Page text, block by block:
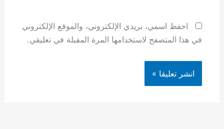
احفظ اسمي، بريدي الإلكتروني، والموقع الإلكتروني
في هذا المتصفح لاستخدامها المرة المقبلة في تعليقي.